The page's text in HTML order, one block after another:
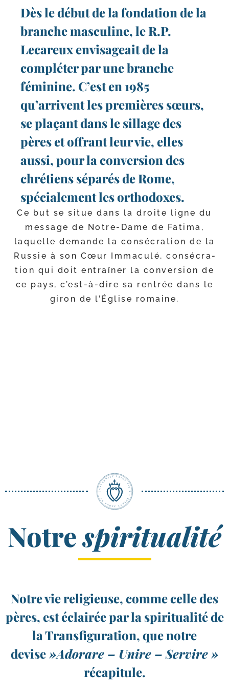
Dès le début de la fondation de la
branche masculine, le R.P.
Lecareux envisageait de la
compléter par une branche
féminine. C’est en 1985
qu’arrivent les premières sœurs,
se plaçant dans le sillage des
pères et offrant leur vie, elles
aussi, pour la conversion des
chrétiens séparés de Rome,
spécialement les orthodoxes.
Ce but se situe dans la droite ligne du
mes­sage de Notre-​Dame de Fatima,
laquelle demande la consé­cra­tion de la
Russie à son Cœur Immaculé, consé­cra­
tion qui doit entraî­ner la conver­sion de
ce pays, c’est-​à-​dire sa ren­trée dans le
giron de l’Église romaine.
Notrespiritualité
Notre vie religieuse, comme celle des
pères, est éclairée par la spiritualité de
la Transfiguration, que notre
devise»Adorare – Unire – Servire »
récapitule.